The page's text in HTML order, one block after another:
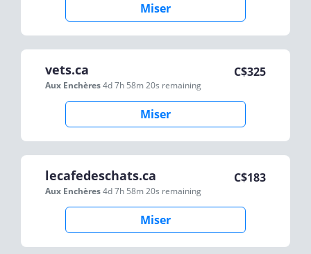
Miser
vets.ca
Aux Enchères4d 7h 58m 20s remaining
C$325
Miser
lecafedeschats.ca
Aux Enchères4d 7h 58m 20s remaining
C$183
Miser